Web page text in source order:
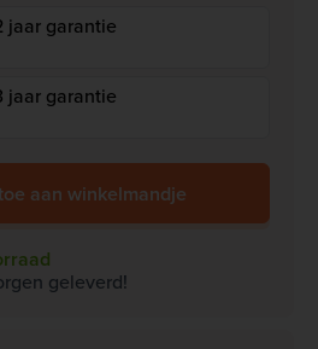
jaar garantie
jaar garantie
aan winkelmandje
geleverd!